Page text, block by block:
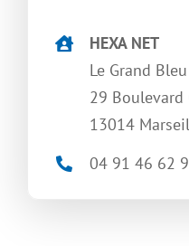
HEXA NET
Le Grand
29 Boulevard
13014
04 91 46 62